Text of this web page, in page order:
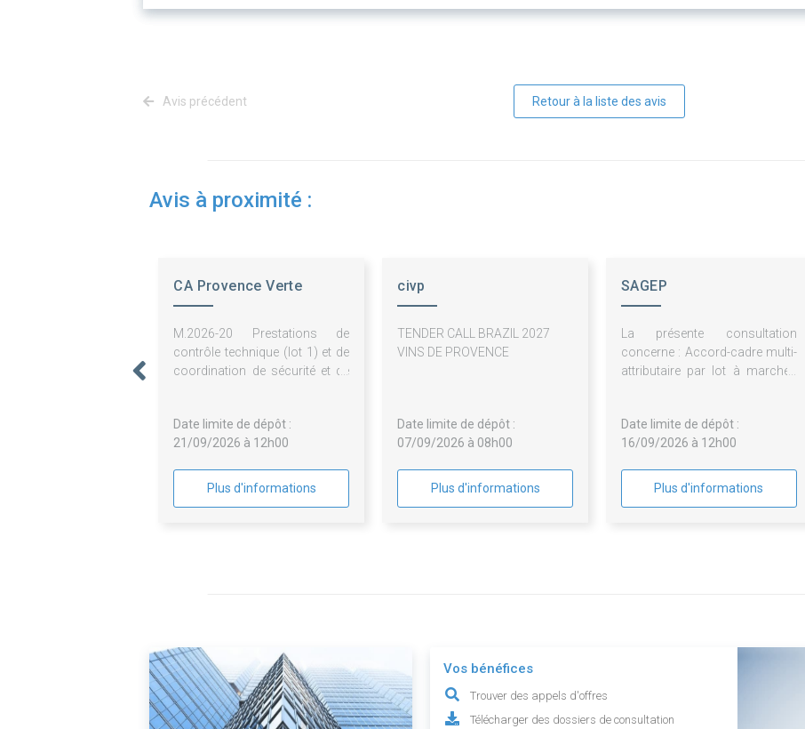
Avis précédent Retour à la liste des avis
Avis à proximité :
CA Provence Verte
M.2026-20 Prestations de
contrôle technique (lot 1) et de
coordination de sécurité et de
l'extension du Musée des
Comtes de Provence et
scénographie à Brignoles
Date limite de dépôt :
21/09/2026 à 12h00
Plus d'informations
civp
TENDER CALL BRAZIL 2027
VINS DE PROVENCE
Date limite de dépôt :
07/09/2026 à 08h00
Plus d'informations
SAGEP
La présente consultation
concerne : Accord-cadre multi-
attributaire par lot à marchés
d'oeuvre relatives à la
rénovation bâtimentaire des
de rénovation des collèges du
Département du Var.
Date limite de dépôt :
16/09/2026 à 12h00
Plus d'informations
Vos bénéfices
Trouver des appels d'offres
Télécharger des dossiers de consultation